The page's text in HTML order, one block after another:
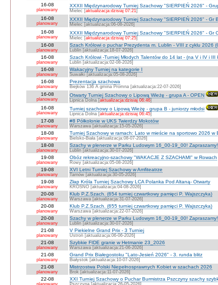
16-08
planowany
XXXII Międzynarodowy Turniej Szachowy "SIERPIEŃ 2026" -
Mielec [aktualizacja:dzisiaj 07:21]
16-08
planowany
XXXII Międzynarodowy Turniej Szachowy "SIERPIEŃ 2026" - Gr
Mielec [aktualizacja:06-08-2026]
16-08
planowany
XXXII Międzynarodowy Turniej Szachowy "SIERPIEŃ 2026" - Gr
Mielec [aktualizacja:dzisiaj 07:25]
16-08
planowany
Szach Królowi o puchar Prezydenta m. Lublin - VIII z cyklu 2026
Lublin [aktualizacja:18-07-2026]
16-08
planowany
Szach Królowi -Turniej Młodych Talentów do 14 lat - (na V i IV i III
Lublin [aktualizacja:02-08-2026]
16-08
planowany
Wakacyjny Turniej na kategorie I
Suwałki [aktualizacja:05-08-2026]
16-08
planowany
Prezentacja szachowa
Biejków 136 A gmina Promna [aktualizacja:22-07-2026]
16-08
planowany
Otwarty Turniej Szachowy o Lipową Wieżę - grupa A - OPEN
Lipnica Dolna [aktualizacja:dzisiaj 06:46]
16-08
planowany
Turniej szachowy o Lipową Wieżę - grupa B - juniorzy młodsi
Lipnica Dolna [aktualizacja:dzisiaj 06:45]
17-08
planowany
#8 Półkolonie w UKS Twierdzy Mokotów
Warszawa [aktualizacja:15-05-2026]
18-08
planowany
Turniej Szachowy w ramach: Lato w mieście na sportowo 2026 w
Bielsko-Biała [aktualizacja:08-07-2026]
18-08
planowany
Szachy w plenerze w Parku Ludowym 16_00-19_00! Zapraszamy!
Lublin [aktualizacja:30-07-2026]
19-08
planowany
Obóz rekreacyjno-szachowy "WAKACJE Z SZACHAMI" w Rowach
Rowy [aktualizacja:05-08-2026]
19-08
planowany
XVI Letni Turniej Szachowy w Amfiteatrze
Tarnów [aktualizacja:30-05-2026]
19-08
planowany
Złap Króla Turniej Szachowy LCA Polanka Pod Altaną- Otwarty
KROSNO [aktualizacja:04-08-2026]
20-08
planowany
Klub P.Z.Szach. (654 turniej czwartkowy pamięci P. Wajszczyka)
Warszawa [aktualizacja:31-07-2026]
20-08
planowany
Klub P.Z.Szach. (655 turniej czwartkowy pamięci P. Wajszczyka)
Warszawa [aktualizacja:22-07-2026]
20-08
planowany
Szachy w plenerze w Parku Ludowym 16_00-19_00! Zapraszamy!
Lublin [aktualizacja:30-07-2026]
21-08
planowany
V Piekielne Grand Prix - 3 Turniej
Ustroń [aktualizacja:06-06-2026]
21-08
planowany
Szybkie FIDE granie w Hetmanie 23_2026
Warszawa [aktualizacja:21-06-2026]
21-08
planowany
Grand Prix Białegostoku "Lato-Jesień 2026" - 3. runda blitz
Białystok [aktualizacja:10-07-2026]
21-08
planowany
Mistrzostwa Polski Niepełnosprawnych Kobiet w szachach 2026
Brok [aktualizacja:11-07-2026]
22-08
planowany
XXI Turniej Szachowy o Puchar Burmistrza Pszczyny szachy
Pszczyna [aktualizacja:26-05-2026]